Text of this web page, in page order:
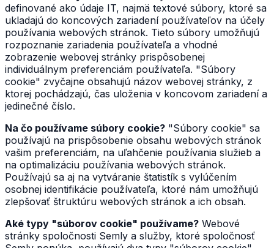
definované ako údaje IT, najmä textové súbory, ktoré sa
ukladajú do koncových zariadení používateľov na účely
používania webových stránok. Tieto súbory umožňujú
rozpoznanie zariadenia používateľa a vhodné
zobrazenie webovej stránky prispôsobenej
individuálnym preferenciám používateľa. "Súbory
cookie" zvyčajne obsahujú názov webovej stránky, z
ktorej pochádzajú, čas uloženia v koncovom zariadení a
jedinečné číslo.
Na čo používame súbory cookie? "Súbory cookie" sa
používajú na prispôsobenie obsahu webových stránok
vašim preferenciám, na uľahčenie používania služieb a
na optimalizáciu používania webových stránok.
Používajú sa aj na vytváranie štatistík s vylúčením
osobnej identifikácie používateľa, ktoré nám umožňujú
zlepšovať štruktúru webových stránok a ich obsah.
Aké typy "súborov cookie" používame? Webové
stránky spoločnosti Semly a služby, ktoré spoločnosť